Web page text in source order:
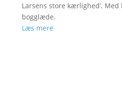
Larsens store kærlighed’.
bogglæde.
Læs mere